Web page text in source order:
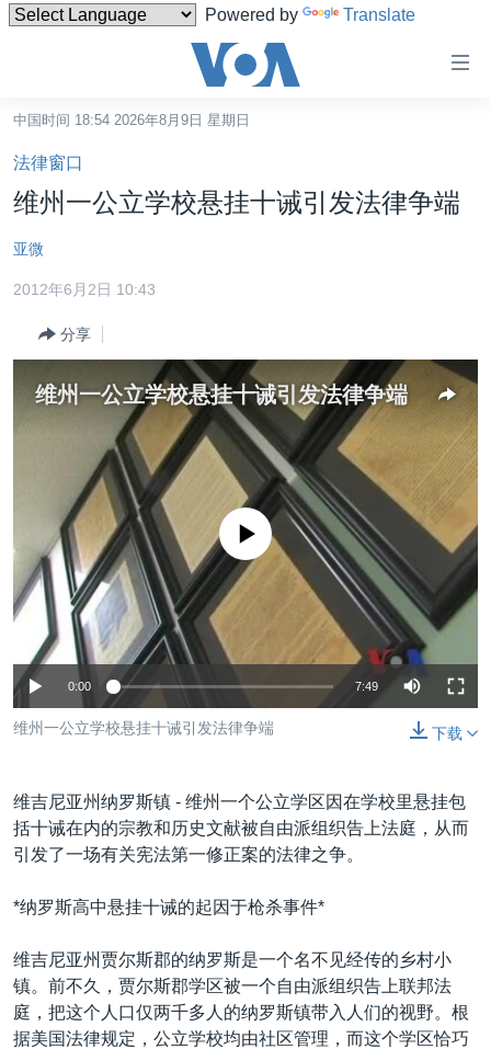
Powered by Translate
碍
链
接
跳
转
内
检
台湾
港澳
国际
最新国际新闻
非洲
美洲
全球议题
分类新闻
经济·金融·贸易
人权·法律·宗教
科教·文娱·体健
军事
劳工
环境
白宫要闻
国会报道
美中关系
美国建国250周年
埃博拉疫情
美国之音专访
重要讲话与声明
南中国海争端
关注西藏
VOA视频
VOA今日焦点
中文广播
关注我们
中国时间 18:54 2026年8月9日 星期日
法律窗口
维州一公立学校悬挂十诫引发法律争端
亚微
2012年6月2日 10:43
分享
维州一公立学校悬挂十诫引发法律争端
没有媒体可用资源
0:00 7:49
下载
维州一公立学校悬挂十诫引发法律争端
维吉尼亚州纳罗斯镇 - 维州一个公立学区因在学校里悬挂包
括十诫在内的宗教和历史文献被自由派组织告上法庭，从而
引发了一场有关宪法第一修正案的法律之争。
*纳罗斯高中悬挂十诫的起因于枪杀事件*
维吉尼亚州贾尔斯郡的纳罗斯是一个名不见经传的乡村小
镇。前不久，贾尔斯郡学区被一个自由派组织告上联邦法
庭，把这个人口仅两千多人的纳罗斯镇带入人们的视野。根
据美国法律规定，公立学校均由社区管理，而这个学区恰巧